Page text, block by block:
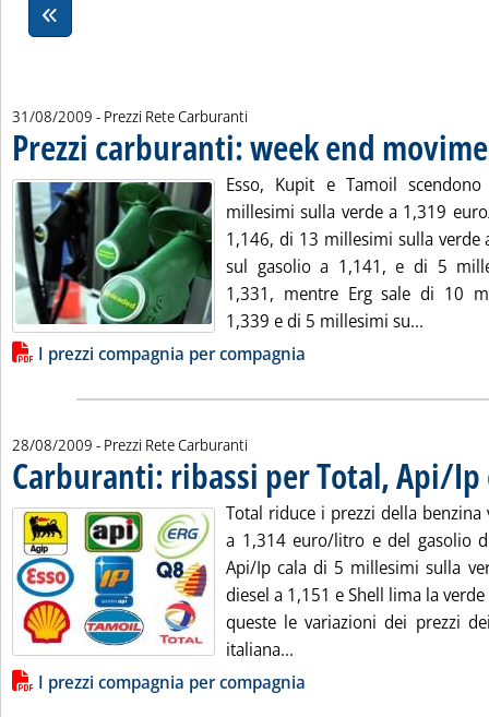
31/08/2009 - Prezzi Rete Carburanti
Prezzi carburanti: week end
Esso, Kupit e Tamoil
millesimi sulla verde a 1,319
1,146, di 13 millesimi sulla
sul gasolio a 1,141, e di 5
1,331, mentre Erg sale di 10
1,339 e di 5 millesimi su...
Lista allegati PDF alla notizia
I prezzi compagnia per compagnia
28/08/2009 - Prezzi Rete Carburanti
Carburanti: ribassi per Total, Api/Ip
Total riduce i prezzi della
a 1,314 euro/litro e del gasolio
Api/Ip cala di 5 millesimi sulla
diesel a 1,151 e Shell lima la
queste le variazioni dei prezzi
italiana...
Lista allegati PDF alla notizia
I prezzi compagnia per compagnia